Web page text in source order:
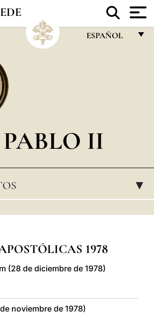
ESPAÑOL
ESPAÑOL
DEUTSCH
POLSKI
II
▸
1978
(28 de diciembre de 1978)
noviembre de 1978)